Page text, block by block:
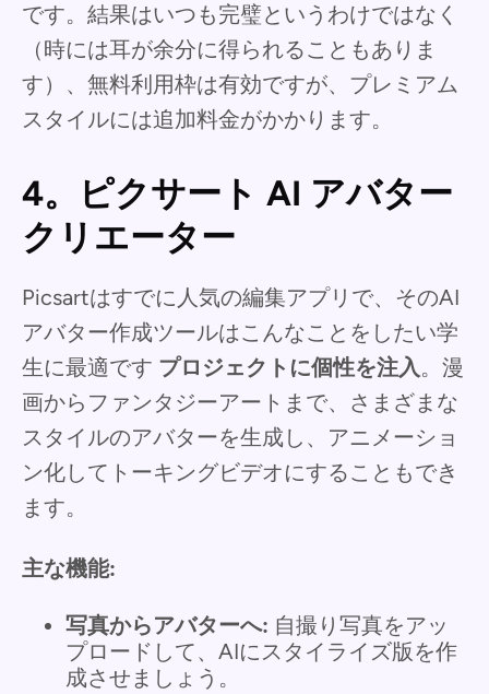
です。結果はいつも完璧というわけではなく
（時には耳が余分に得られることもありま
す）、無料利用枠は有効ですが、プレミアム
スタイルには追加料金がかかります。
4。ピクサート AI アバター
クリエーター
Picsartはすでに人気の編集アプリで、そのAI
アバター作成ツールはこんなことをしたい学
生に最適です プロジェクトに個性を注入。漫
画からファンタジーアートまで、さまざまな
スタイルのアバターを生成し、アニメーショ
ン化してトーキングビデオにすることもでき
ます。
主な機能:
写真からアバターへ: 自撮り写真をアッ
プロードして、AIにスタイライズ版を作
成させましょう。